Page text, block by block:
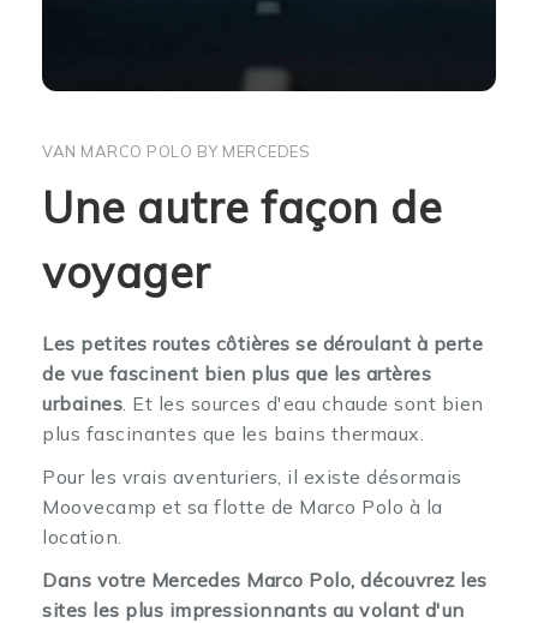
VAN MARCO POLO BY MERCEDES
Une autre façon de
voyager
Les petites routes côtières se déroulant à perte
de vue fascinent bien plus que les artères
urbaines. Et les sources d'eau chaude sont bien
plus fascinantes que les bains thermaux.
Pour les vrais aventuriers, il existe désormais
Moovecamp et sa flotte de Marco Polo à la
location.
Dans votre Mercedes Marco Polo, découvrez les
sites les plus impressionnants au volant d'un